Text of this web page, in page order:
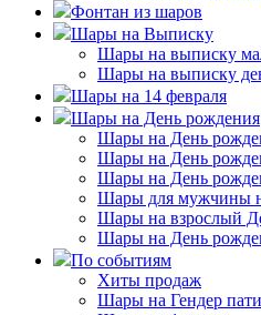
Фонтан из шаров
Шары на Выписку
Шары на выписку
Шары на выписку
Шары на 14 февраля
Шары на День рождения
Шары на День
Шары на День
Шары на День
Шары для мужчины
Шары на взрослый
Шары на День
По событиям
Хиты продаж
Шары на Гендер пати